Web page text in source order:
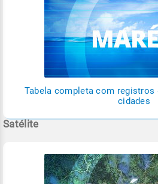
Tabela completa com registros
cidades
Satélite